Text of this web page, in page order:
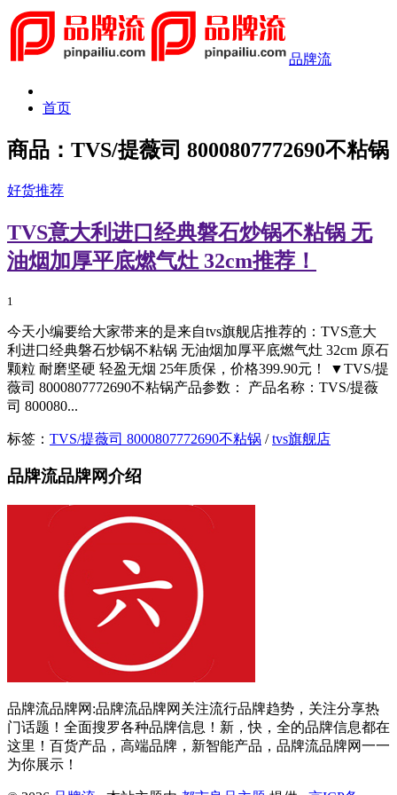
品牌流
首页
商品：TVS/提薇司 8000807772690不粘锅
好货推荐
TVS意大利进口经典磐石炒锅不粘锅 无
油烟加厚平底燃气灶 32cm推荐！
1
今天小编要给大家带来的是来自tvs旗舰店推荐的：TVS意大
利进口经典磐石炒锅不粘锅 无油烟加厚平底燃气灶 32cm 原石
颗粒 耐磨坚硬 轻盈无烟 25年质保，价格399.90元！ ▼TVS/提
薇司 8000807772690不粘锅产品参数： 产品名称：TVS/提薇
司 800080...
标签： TVS/提薇司 8000807772690不粘锅 /tvs旗舰店
品牌流品牌网介绍
品牌流品牌网:品牌流品牌网关注流行品牌趋势，关注分享热
门话题！全面搜罗各种品牌信息！新，快，全的品牌信息都在
这里！百货产品，高端品牌，新智能产品，品牌流品牌网一一
为你展示！